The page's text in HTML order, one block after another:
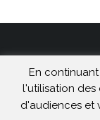
En
l'utilisation des
d'audiences et